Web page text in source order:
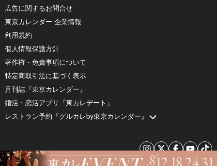
広告に関するお問合せ
東京カレンダー 企業情報
利用規約
個人情報保護方針
著作権・免責事項について
特定商取引法に基づく表示
月刊誌『東京カレンダー』
婚活・恋活アプリ『東カレデート』
レストラン予約『グルカレby東京カレンダー』
© 2026 by Tokyo Calendar, Inc.